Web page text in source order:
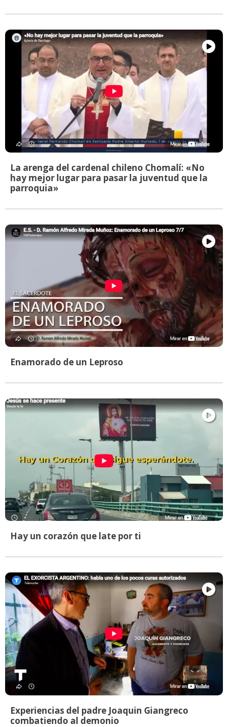
La arenga del cardenal chileno Chomalí: «No
hay mejor lugar para pasar la juventud que la
parroquia»
Enamorado de un Leproso
Hay un corazón que late por ti
Experiencias del padre Joaquin Giangreco
combatiendo al demonio